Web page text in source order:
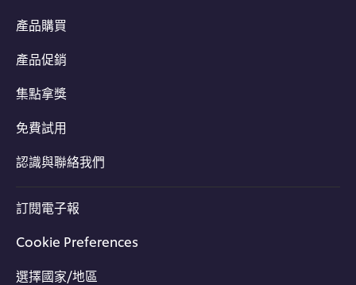
產品購買
產品促銷
集點拿獎
免費試用
認識與聯絡我們
訂閱電子報
Cookie Preferences
選擇國家/地區